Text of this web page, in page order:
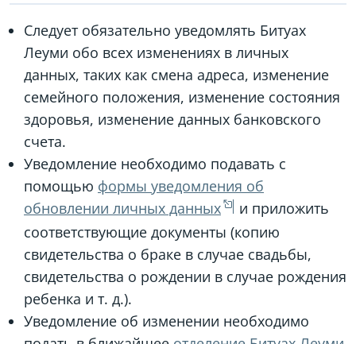
Следует обязательно уведомлять Битуах
Леуми обо всех изменениях в личных
данных, таких как смена адреса, изменение
семейного положения, изменение состояния
здоровья, изменение данных банковского
счета.
Уведомление необходимо подавать с
помощью формы уведомления об
обновлении личных данных
и приложить
соответствующие документы (копию
свидетельства о браке в случае свадьбы,
свидетельства о рождении в случае рождения
ребенка и т. д.).
Уведомление об изменении необходимо